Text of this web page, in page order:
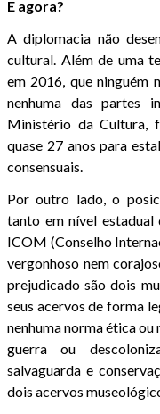
E agora?
A diplomacia não
cultural. Além de uma
em 2016, que ninguém
nenhuma das partes
Ministério da Cultura,
quase 27 anos para
consensuais.
Por outro lado, o
tanto em nível
ICOM (Conselho
vergonhoso nem
prejudicado são dois
seus acervos de forma
nenhuma norma ética
guerra ou
salvaguarda e
dois acervos